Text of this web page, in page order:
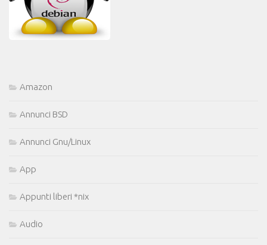
Amazon
Annunci BSD
Annunci Gnu/Linux
App
Appunti liberi *nix
Audio